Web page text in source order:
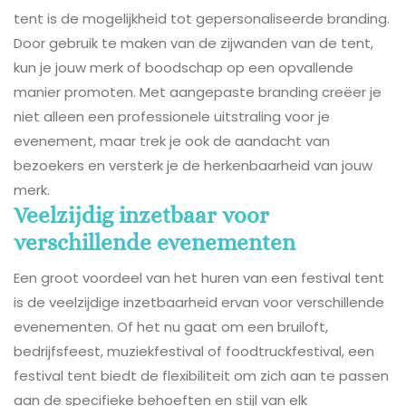
tent is de mogelijkheid tot gepersonaliseerde branding.
Door gebruik te maken van de zijwanden van de tent,
kun je jouw merk of boodschap op een opvallende
manier promoten. Met aangepaste branding creëer je
niet alleen een professionele uitstraling voor je
evenement, maar trek je ook de aandacht van
bezoekers en versterk je de herkenbaarheid van jouw
merk.
Veelzijdig inzetbaar voor
verschillende evenementen
Een groot voordeel van het huren van een festival tent
is de veelzijdige inzetbaarheid ervan voor verschillende
evenementen. Of het nu gaat om een bruiloft,
bedrijfsfeest, muziekfestival of foodtruckfestival, een
festival tent biedt de flexibiliteit om zich aan te passen
aan de specifieke behoeften en stijl van elk